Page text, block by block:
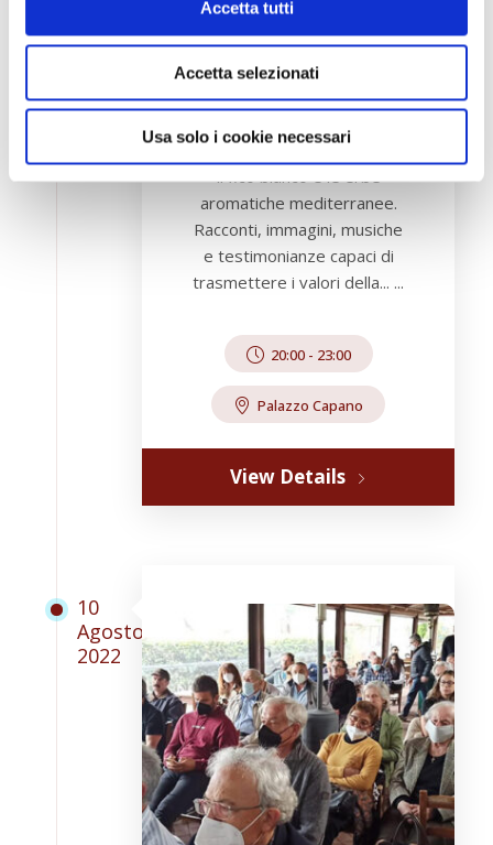
Accetta tutti
Accetta selezionati
Usa solo i cookie necessari
agosto ultimo
appuntamento delle cene al
castello con tre dei
protagonisti più peculiari
cilentana: le alici di menaica ,
il fico bianco e le erbe
aromatiche mediterranee.
Racconti, immagini, musiche
e testimonianze capaci di
trasmettere i valori della... ...
20:00- 23:00
Palazzo Capano
View Details
10
Agosto
2022